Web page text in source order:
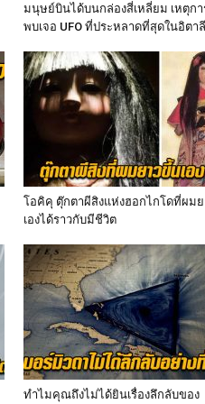
มนุษย์บินได้บนกล่องสี่เหลี่ยม เหตุก
พบเจอ UFO ที่ประหลาดที่สุดในอิตาลี
โอคิคุ ตุ๊กตาผีสิงแห่งฮอกไกโดที่ผมย
เองได้ราวกับมีชีวิต
ทำไมคุณถึงไม่ได้ยินเรื่องลึกลับของ